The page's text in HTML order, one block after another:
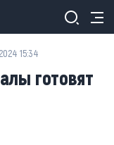
15:34
готовят